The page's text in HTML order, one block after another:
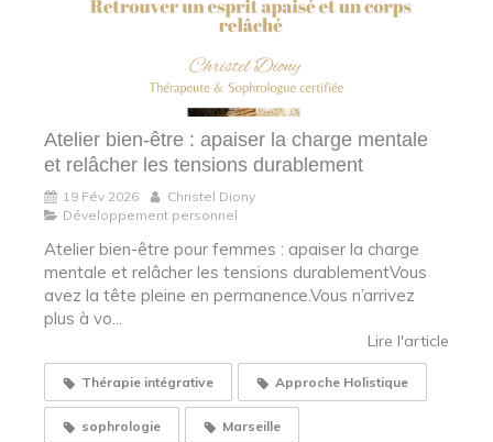
Atelier bien-être : apaiser la charge mentale
et relâcher les tensions durablement
19 Fév 2026
Christel Diony
Développement personnel
Atelier bien-être pour femmes : apaiser la charge
mentale et relâcher les tensions durablementVous
avez la tête pleine en permanence.Vous n’arrivez
plus à vo...
Lire l'article
Thérapie intégrative Approche Holistique
sophrologie Marseille